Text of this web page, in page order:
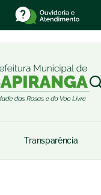
Transparência